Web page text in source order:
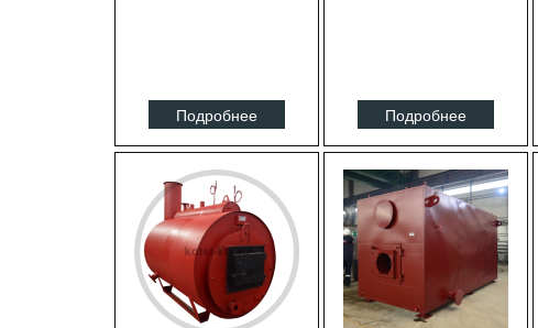
Подробнее Подробнее